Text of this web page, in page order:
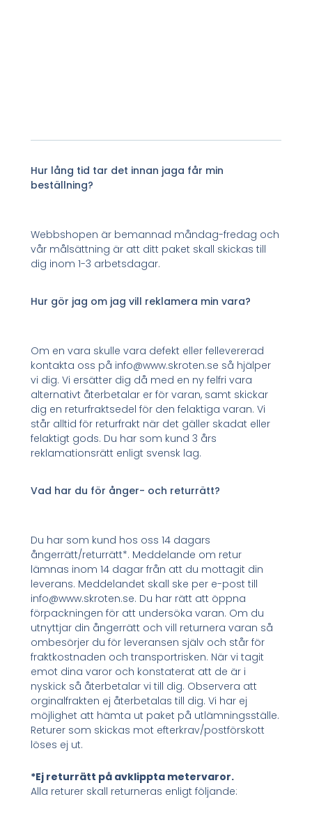
Hur lång tid tar det innan jaga får min
beställning?
Webbshopen är bemannad måndag-fredag och
vår målsättning är att ditt paket skall skickas till
dig inom 1-3 arbetsdagar.
Hur gör jag om jag vill reklamera min vara?
Om en vara skulle vara defekt eller fellevererad
kontakta oss på info@www.skroten.se så hjälper
vi dig. Vi ersätter dig då med en ny felfri vara
alternativt återbetalar er för varan, samt skickar
dig en returfraktsedel för den felaktiga varan. Vi
står alltid för returfrakt när det gäller skadat eller
felaktigt gods. Du har som kund 3 års
reklamationsrätt enligt svensk lag.
Vad har du för ånger- och returrätt?
Du har som kund hos oss 14 dagars
ångerrätt/returrätt*. Meddelande om retur
lämnas inom 14 dagar från att du mottagit din
leverans. Meddelandet skall ske per e-post till
info@www.skroten.se. Du har rätt att öppna
förpackningen för att undersöka varan. Om du
utnyttjar din ångerrätt och vill returnera varan så
ombesörjer du för leveransen själv och står för
fraktkostnaden och transportrisken. När vi tagit
emot dina varor och konstaterat att de är i
nyskick så återbetalar vi till dig. Observera att
orginalfrakten ej återbetalas till dig. Vi har ej
möjlighet att hämta ut paket på utlämningsställe.
Returer som skickas mot efterkrav/postförskott
löses ej ut.
*Ej returrätt på avklippta metervaror.
Alla returer skall returneras enligt följande: